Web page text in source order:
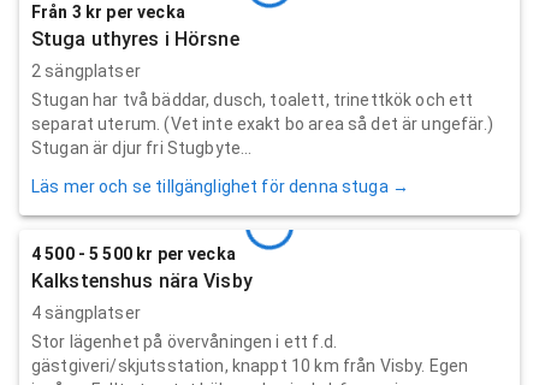
Från 3 kr per vecka
Stuga uthyres i Hörsne
2 sängplatser
Stugan har två bäddar, dusch, toalett, trinettkök och ett
separat uterum. (Vet inte exakt bo area så det är ungefär.)
Stugan är djur fri Stugbyte...
Läs mer och se tillgänglighet för denna stuga →
4 500 - 5 500 kr per vecka
Kalkstenshus nära Visby
4 sängplatser
Stor lägenhet på övervåningen i ett f.d.
gästgiveri/skjutsstation, knappt 10 km från Visby. Egen